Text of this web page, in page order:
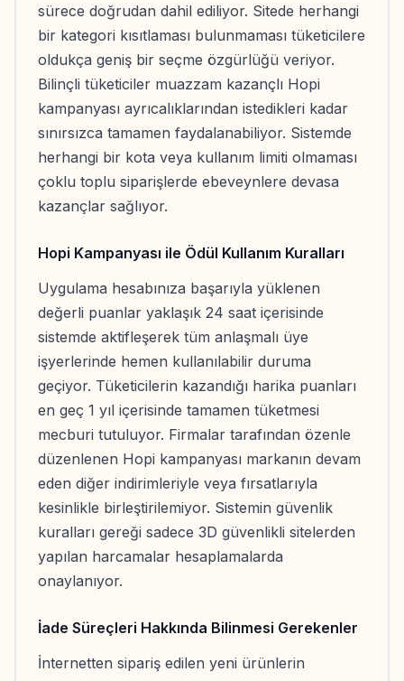
sürece doğrudan dahil ediliyor. Sitede herhangi
bir kategori kısıtlaması bulunmaması tüketicilere
oldukça geniş bir seçme özgürlüğü veriyor.
Bilinçli tüketiciler muazzam kazançlı Hopi
kampanyası ayrıcalıklarından istedikleri kadar
sınırsızca tamamen faydalanabiliyor. Sistemde
herhangi bir kota veya kullanım limiti olmaması
çoklu toplu siparişlerde ebeveynlere devasa
kazançlar sağlıyor.
Hopi Kampanyası ile Ödül Kullanım Kuralları
Uygulama hesabınıza başarıyla yüklenen
değerli puanlar yaklaşık 24 saat içerisinde
sistemde aktifleşerek tüm anlaşmalı üye
işyerlerinde hemen kullanılabilir duruma
geçiyor. Tüketicilerin kazandığı harika puanları
en geç 1 yıl içerisinde tamamen tüketmesi
mecburi tutuluyor. Firmalar tarafından özenle
düzenlenen Hopi kampanyası markanın devam
eden diğer indirimleriyle veya fırsatlarıyla
kesinlikle birleştirilemiyor. Sistemin güvenlik
kuralları gereği sadece 3D güvenlikli sitelerden
yapılan harcamalar hesaplamalarda
onaylanıyor.
İade Süreçleri Hakkında Bilinmesi Gerekenler
İnternetten sipariş edilen yeni ürünlerin